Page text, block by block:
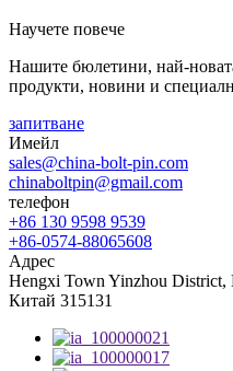
Научете повече
Нашите бюлетини, най-
продукти, новини и
запитване
Имейл
sales@china-bolt-pin.com
chinaboltpin@gmail.com
телефон
+86 130 9598 9539
+86-0574-88065608
Адрес
Hengxi Town Yinzhou District,
Китай 315131